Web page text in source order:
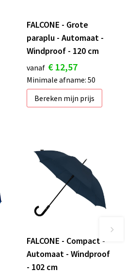
FALCONE - Grote
paraplu - Automaat -
Windproof - 120 cm
vanaf € 12,57
Minimale afname: 50
Bereken mijn prijs
FALCONE - Compact -
Automaat - Windproof
- 102 cm